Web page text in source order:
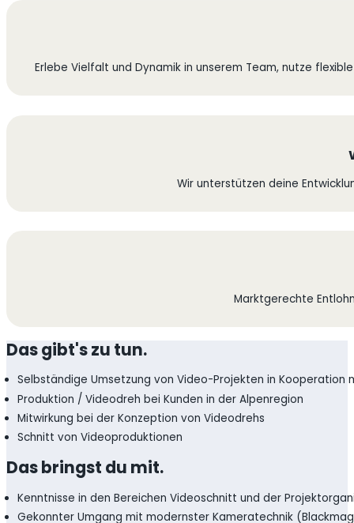
Erlebe Vielfalt und Dynamik in unserem Team, nutze
Wir unterstützen deine
Marktgerechte
Das gibt's zu tun.
Selbständige Umsetzung von Video-Projekten in
Produktion / Videodreh bei Kunden in der Alpenregion
Mitwirkung bei der Konzeption von Videodrehs
Schnitt von Videoproduktionen
Das bringst du mit.
Kenntnisse in den Bereichen Videoschnitt und der
Gekonnter Umgang mit modernster Kameratechnik